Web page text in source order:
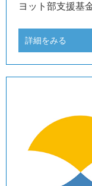
ヨット部支援基
詳細をみる